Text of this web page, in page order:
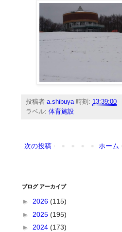
投稿者a.shibuya 時刻: 13:39:00
ラベル:体育施設
次の投稿 ホーム
ブログ アーカイブ
►2026(115)
► 2025(195)
►2024(173)